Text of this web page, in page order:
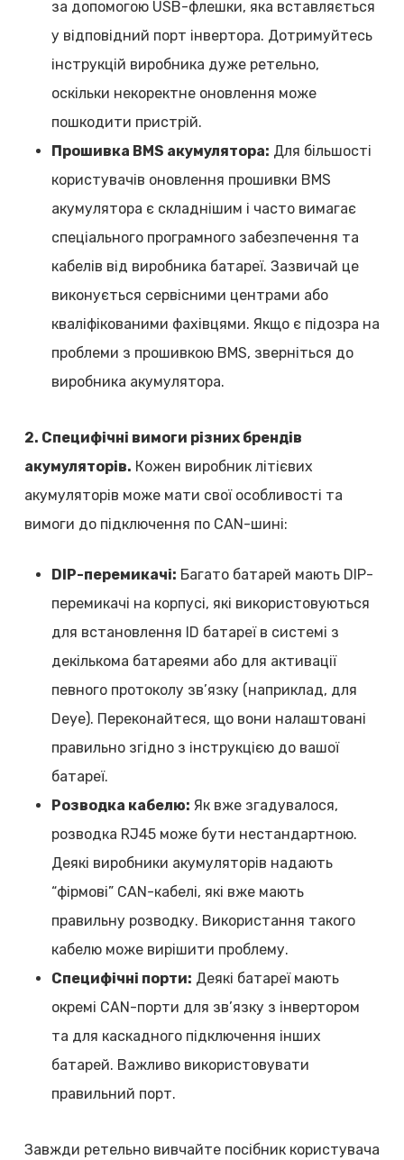
за допомогою USB-флешки, яка вставляється
у відповідний порт інвертора. Дотримуйтесь
інструкцій виробника дуже ретельно,
оскільки некоректне оновлення може
пошкодити пристрій.
Прошивка BMS акумулятора: Для більшості
користувачів оновлення прошивки BMS
акумулятора є складнішим і часто вимагає
спеціального програмного забезпечення та
кабелів від виробника батареї. Зазвичай це
виконується сервісними центрами або
кваліфікованими фахівцями. Якщо є підозра на
проблеми з прошивкою BMS, зверніться до
виробника акумулятора.
2. Специфічні вимоги різних брендів
акумуляторів. Кожен виробник літієвих
акумуляторів може мати свої особливості та
вимоги до підключення по CAN-шині:
DIP-перемикачі: Багато батарей мають DIP-
перемикачі на корпусі, які використовуються
для встановлення ID батареї в системі з
декількома батареями або для активації
певного протоколу зв’язку (наприклад, для
Deye). Переконайтеся, що вони налаштовані
правильно згідно з інструкцією до вашої
батареї.
Розводка кабелю: Як вже згадувалося,
розводка RJ45 може бути нестандартною.
Деякі виробники акумуляторів надають
“фірмові” CAN-кабелі, які вже мають
правильну розводку. Використання такого
кабелю може вирішити проблему.
Специфічні порти: Деякі батареї мають
окремі CAN-порти для зв’язку з інвертором
та для каскадного підключення інших
батарей. Важливо використовувати
правильний порт.
Завжди ретельно вивчайте посібник користувача